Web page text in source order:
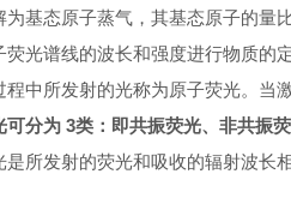
基态原子蒸气，其基态原子的量
谱线的波长和强度进行物质的定
中所发射的光称为原子荧光。当
可分为 3类：即共振荧光、非共振荧
发射的荧光和吸收的辐射波长相